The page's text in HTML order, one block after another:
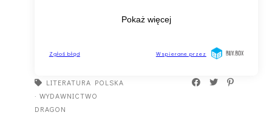
LITERATURA POLSKA
· WYDAWNICTWO
DRAGON